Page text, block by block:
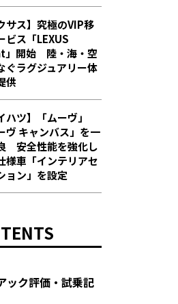
サス】究極のVIP移
ビス「LEXUS
」開始 陸・海・空
ぐラグジュアリー体
供
ハツ】「ムーヴ」
ヴ キャンバス」を一
安全性能を強化し
様車「インテリアセ
ョン」を設定
ック評価・試乗記